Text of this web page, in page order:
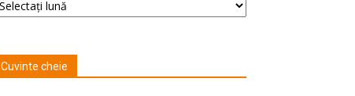
Cuvinte cheie